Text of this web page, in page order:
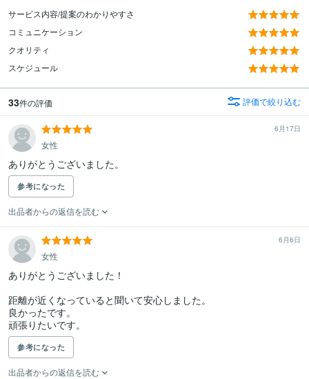
サービス内容/提案のわかりやすさ
コミュニケーション
クオリティ
スケジュール
33件の評価 評価で絞り込む
6月17日
女性
ありがとうございました。
参考になった
出品者からの返信を読む
6月6日
女性
ありがとうございました！
距離が近くなっていると聞いて安心しました。
良かったです。
頑張りたいです。
参考になった
出品者からの返信を読む